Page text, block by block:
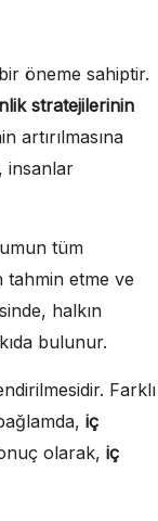
öneme sahiptir.
stratejilerinin
artırılmasına
insanlar
tüm
tahmin etme ve
halkın
bulunur.
Farklı
iç
olarak, iç